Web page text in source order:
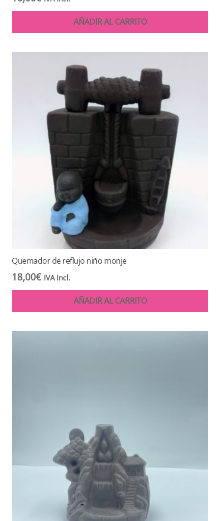
AÑADIR AL CARRITO
Quemador de reflujo niño monje
18,00€ IVA Incl.
AÑADIR AL CARRITO